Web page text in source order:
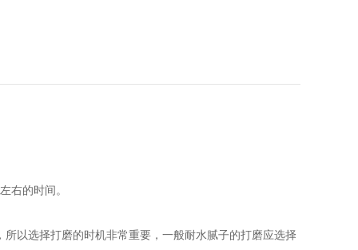
右的时间。
以选择打磨的时机非常重要，一般耐水腻子的打磨应选择